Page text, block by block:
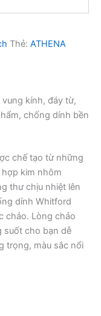
Thẻ: ATHENA
kính, đáy từ,
chống dính bền
chế tạo từ những
kim nhôm
thư chịu nhiệt lên
dính Whitford
chảo. Lòng chảo
suốt cho bạn dễ
trọng, màu sắc nổi